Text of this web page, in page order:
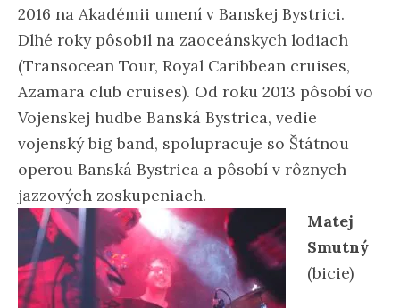
2016 na Akadémii umení v Banskej Bystrici.
Dlhé roky pôsobil na zaoceánskych lodiach
(Transocean Tour, Royal Caribbean cruises,
Azamara club cruises). Od roku 2013 pôsobí vo
Vojenskej hudbe Banská Bystrica, vedie
vojenský big band, spolupracuje so Štátnou
operou Banská Bystrica a pôsobí v rôznych
jazzových zoskupeniach.
Matej
Smutný
(bicie)